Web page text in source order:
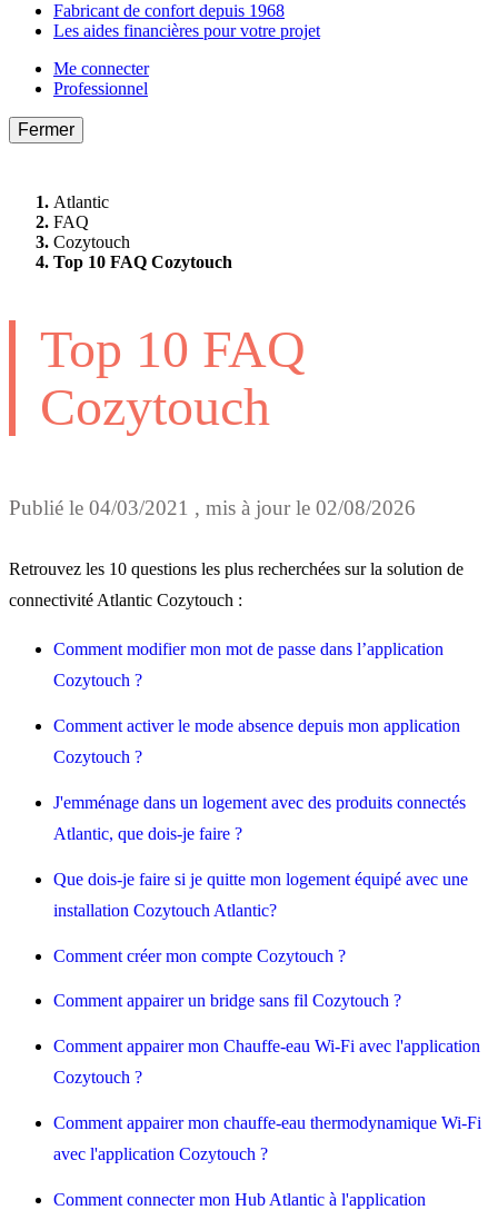
Fabricant de confort depuis 1968
Les aides financières pour votre projet
Me connecter
Professionnel
Fermer
Atlantic
FAQ
Cozytouch
Top 10 FAQ Cozytouch
Top 10 FAQ
Cozytouch
Publié le 04/03/2021 , mis à jour le 02/08/2026
Retrouvez les 10 questions les plus recherchées sur la solution de
connectivité Atlantic Cozytouch :
Comment modifier mon mot de passe dans l’application
Cozytouch ?
Comment activer le mode absence depuis mon application
Cozytouch ?
J'emménage dans un logement avec des produits connectés
Atlantic, que dois-je faire ?
Que dois-je faire si je quitte mon logement équipé avec une
installation Cozytouch Atlantic?
Comment créer mon compte Cozytouch ?
Comment appairer un bridge sans fil Cozytouch ?
Comment appairer mon Chauffe-eau Wi-Fi avec l'application
Cozytouch ?
Comment appairer mon chauffe-eau thermodynamique Wi-Fi
avec l'application Cozytouch ?
Comment connecter mon Hub Atlantic à l'application